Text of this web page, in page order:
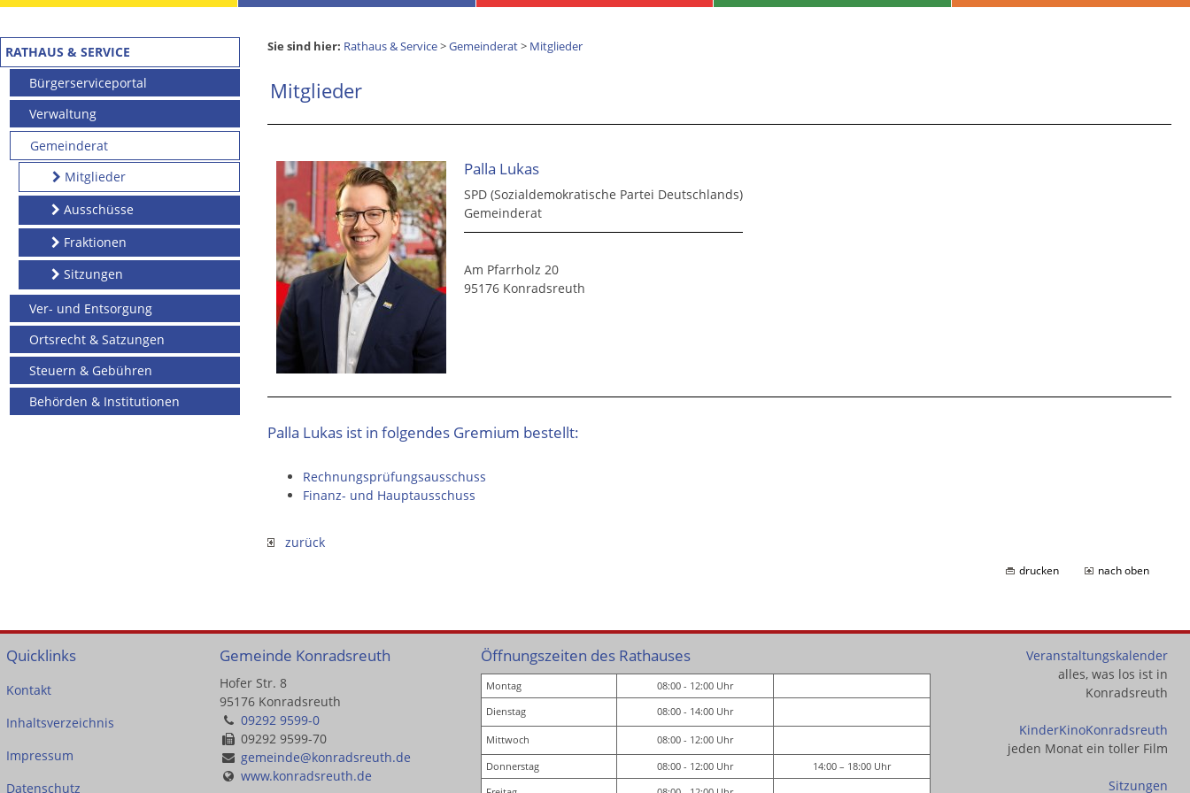
RATHAUS & SERVICE
Bürgerserviceportal
Verwaltung
Gemeinderat
Mitglieder
Ausschüsse
Fraktionen
Sitzungen
Ver- und Entsorgung
Ortsrecht & Satzungen
Steuern & Gebühren
Behörden & Institutionen
Sie sind hier: Rathaus & Service>Gemeinderat> Mitglieder
Mitglieder
Palla Lukas
SPD (Sozialdemokratische Partei Deutschlands)
Gemeinderat
Am Pfarrholz 20
95176 Konradsreuth
Palla Lukas ist in folgendes Gremium bestellt:
Rechnungsprüfungsausschuss
Finanz- und Hauptausschuss
zurück
drucken nach oben
Quicklinks
Kontakt
Inhaltsverzeichnis
Impressum
Datenschutz
Gemeinde Konradsreuth
Hofer Str. 8
95176 Konradsreuth
09292 9599-0
09292 9599-70
gemeinde@konradsreuth.de
www.konradsreuth.de
Öffnungszeiten des Rathauses
Montag
08:00 - 12:00 Uhr
Dienstag
08:00 - 14:00 Uhr
Mittwoch
08:00 - 12:00 Uhr
Donnerstag
08:00 - 12:00 Uhr
14:00 – 18:00 Uhr
Veranstaltungskalender
alles, was los ist in
Konradsreuth
KinderKinoKonradsreuth
jeden Monat ein toller Film
Sitzungen